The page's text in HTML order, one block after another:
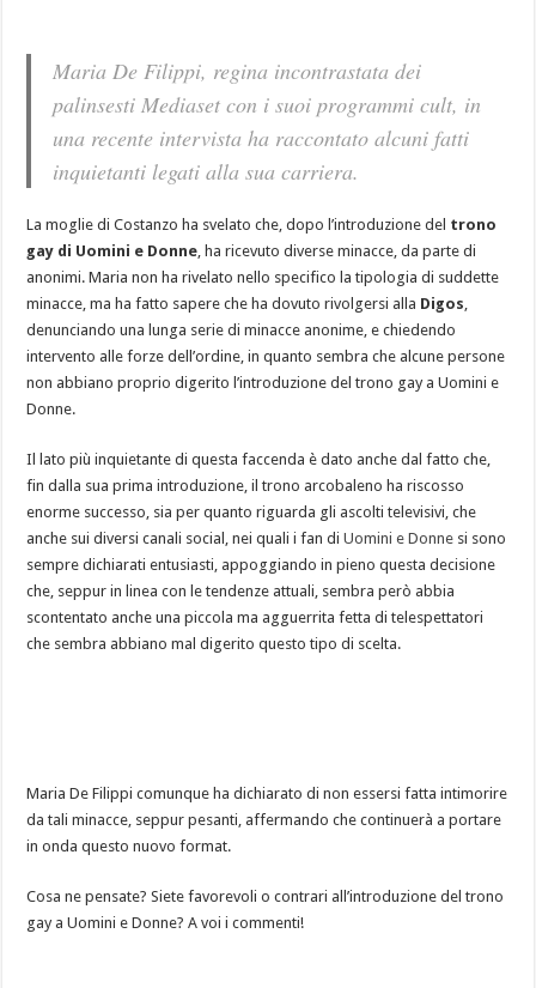
Maria De Filippi, regina incontrastata dei
palinsesti Mediaset con i suoi programmi cult, in
una recente intervista ha raccontato alcuni fatti
inquietanti legati alla sua carriera.
La moglie di Costanzo ha svelato che, dopo l’introduzione del trono
gay di Uomini e Donne, ha ricevuto diverse minacce, da parte di
anonimi. Maria non ha rivelato nello specifico la tipologia di suddette
minacce, ma ha fatto sapere che ha dovuto rivolgersi alla Digos,
denunciando una lunga serie di minacce anonime, e chiedendo
intervento alle forze dell’ordine, in quanto sembra che alcune persone
non abbiano proprio digerito l’introduzione del trono gay a Uomini e
Donne.
Il lato più inquietante di questa faccenda è dato anche dal fatto che,
fin dalla sua prima introduzione, il trono arcobaleno ha riscosso
enorme successo, sia per quanto riguarda gli ascolti televisivi, che
anche sui diversi canali social, nei quali i fan diUomini e Donne si sono
sempre dichiarati entusiasti, appoggiando in pieno questa decisione
che, seppur in linea con le tendenze attuali, sembra però abbia
scontentato anche una piccola ma agguerrita fetta di telespettatori
che sembra abbiano mal digerito questo tipo di scelta.
Maria De Filippi comunque ha dichiarato di non essersi fatta intimorire
da tali minacce, seppur pesanti, affermando che continuerà a portare
in onda questo nuovo format.
Cosa ne pensate? Siete favorevoli o contrari all’introduzione del trono
gay a Uomini e Donne? A voi i commenti!